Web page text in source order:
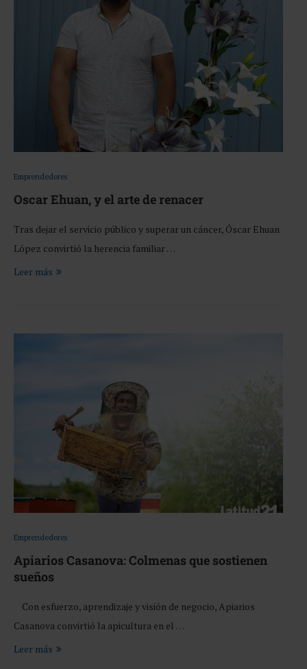
Emprendedores
Oscar Ehuan, y el arte de renacer
Tras dejar el servicio público y superar un cáncer, Óscar Ehuan
López convirtió la herencia familiar …
Leer más
Emprendedores
Apiarios Casanova: Colmenas que sostienen
sueños
Con esfuerzo, aprendizaje y visión de negocio, Apiarios
Casanova convirtió la apicultura en el …
Leer más